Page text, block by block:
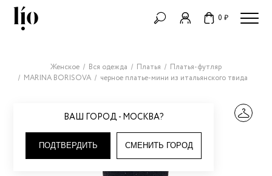
0 ₽
ВАШ ГОРОД - МОСКВА?
ПОДТВЕРДИТЬ СМЕНИТЬ ГОРОД
Женское Вся одежда Платья
Платья-футляр
MARINA BORISOVA
черное платье-мини из итальянского твида